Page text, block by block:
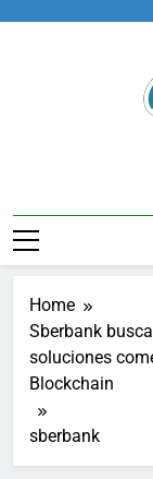
Home
Sberbank
soluciones
Blockchain
sberbank